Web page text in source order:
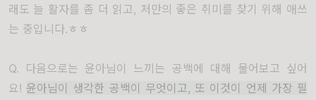
래도 늘 활자를 좀 더 읽고, 저만의 좋은 취미를 찾기 위해 애쓰
는 중입니다.ㅎㅎ
Q. 다음으로는 윤아님이 느끼는 공백에 대해 물어보고 싶어
요! 윤아님이 생각한 공백이 무엇이고, 또 이것이 언제 가장 필